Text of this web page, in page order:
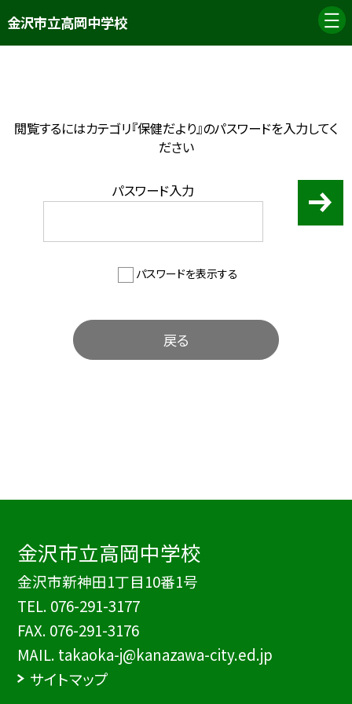
金沢市立高岡中学校
閲覧するにはカテゴリ『保健だより』のパスワードを入力してく
ださい
パスワード入力
パスワードを表示する
戻る
金沢市立高岡中学校
金沢市新神田1丁目10番1号
TEL. 076-291-3177
FAX. 076-291-3176
MAIL. takaoka-j@kanazawa-city.ed.jp
サイトマップ